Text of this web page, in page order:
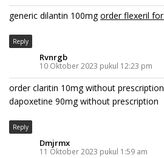
generic dilantin 100mgorder flexeril
Reply
Rvnrgb
10 Oktober 2023 pukul 12:23 pm
order claritin 10mg without prescription
dapoxetine 90mg without prescription
Reply
Dmjrmx
11 Oktober 2023 pukul 1:59 am